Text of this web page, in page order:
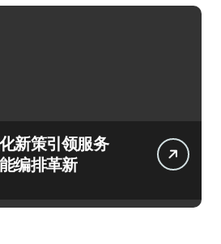
新策引领服务
编排革新